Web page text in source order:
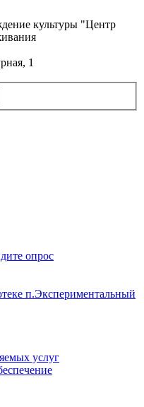
культуры "Центр
1
опрос
п.Экспериментальный
услуг